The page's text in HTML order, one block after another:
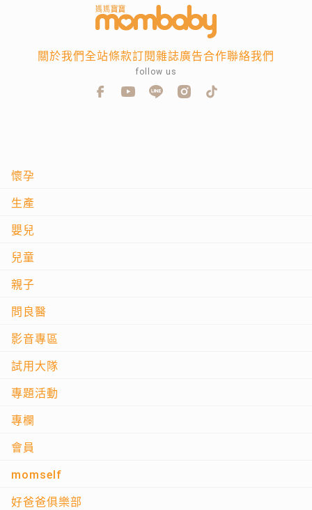
懷孕
生產
嬰兒
兒童
親子
問良醫
影音專區
試用大隊
專題活動
專欄
會員
momself
好爸爸俱樂部
關於我們全站條款訂閱雜誌廣告合作聯絡我們
follow us